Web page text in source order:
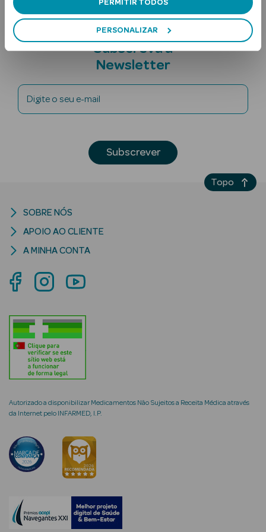
PERMITIR TODOS
PERSONALIZAR
Ver Tudo
Lábios
Solares Bebé e
Criança
Rosto e
Ver Tudo
Rosto
Séruns Faciais
Creme de Olhos
Anti-
envelhecimento
Subscreva a
Newsletter
Digite o seu e-mail
Subscrever
Autorizado a disponibilizar Medicamentos Não Sujeitos a Receita Médica através
da Internet pelo INFARMED, I.P.
SOBRE NÓS
APOIO AO CLIENTE
A MINHA CONTA
Topo